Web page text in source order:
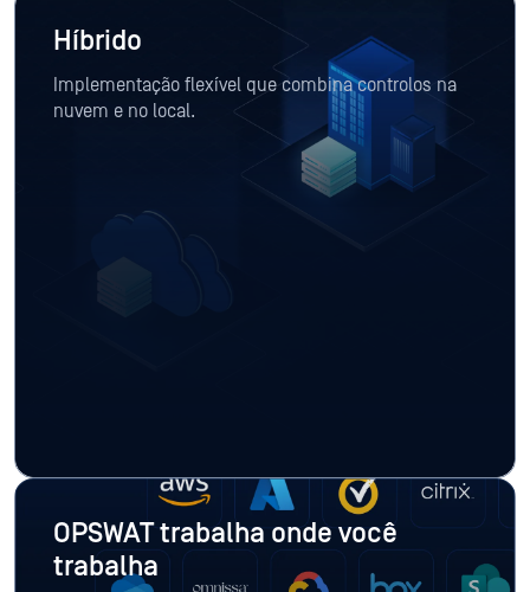
Híbrido
Implementação flexível que combina controlos na
nuvem e no local.
OPSWAT trabalha onde você
trabalha